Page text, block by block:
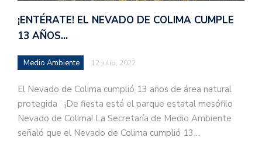
¡ENTÉRATE! EL NEVADO DE COLIMA CUMPLE
13 AÑOS…
Medio Ambiente 12 julio, 2022
El Nevado de Colima cumplió 13 años de área natural
protegida ¡De fiesta está el parque estatal mesófilo
Nevado de Colima! La Secretaría de Medio Ambiente
señaló que el Nevado de Colima cumplió 13…